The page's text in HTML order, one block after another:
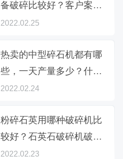
备破碎比较好？客户案例
分析
2022.02.25
热卖的中型碎石机都有哪
些，一天产量多少？什么
价格
2022.02.24
粉碎石英用哪种破碎机比
较好？石英石破碎机破碎
方式有什么区别
2022.02.23